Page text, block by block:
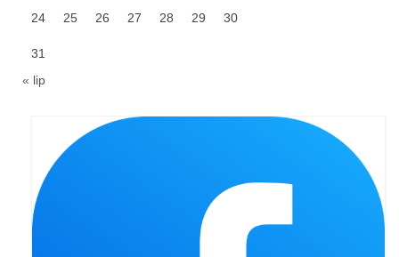
Triduum Św. St. Kostka 2018
Remont plebanii 2017
24 25 26 27 28 29 30
31
« lip